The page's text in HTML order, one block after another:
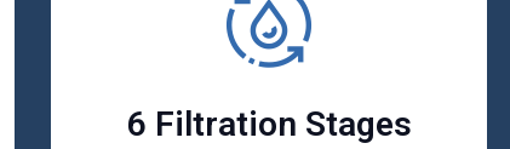
6 Filtration Stages